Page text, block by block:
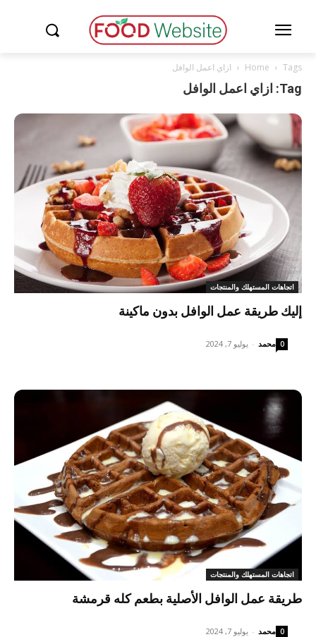
Home Tags ازاي اعمل الوافل
Tag: ازاي اعمل الوافل
اتجاهات المستهلك والمنتجات
إليك طريقة عمل الوافل بدون ماكينة
محمد - يوليو 7, 2024 0
اتجاهات المستهلك والمنتجات
طريقة عمل الوافل الأصلية بطعم كله قرمشة
محمد - يوليو 7, 2024 0